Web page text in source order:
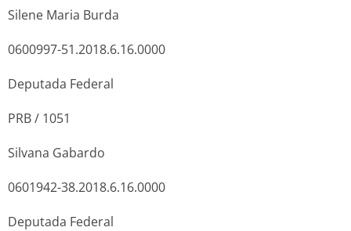
Silene Maria Burda
0600997-51.2018.6.16.0000
Deputada Federal
PRB / 1051
Silvana Gabardo
0601942-38.2018.6.16.0000
Deputada Federal